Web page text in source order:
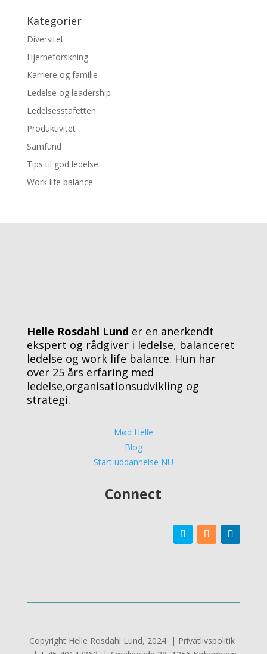
Kategorier
Diversitet
Hjerneforskning
Karriere og familie
Ledelse og leadership
Ledelsesstafetten
Produktivitet
Samfund
Tips til god ledelse
Work life balance
Helle Rosdahl Lund er en anerkendt
ekspert og rådgiver i ledelse, balanceret
ledelse og work life balance. Hun har
over 25 års erfaring med
ledelse,organisationsudvikling og
strategi.
Mød Helle
Blog
Start uddannelse NU
Connect
Copyright Helle Rosdahl Lund, 2024 | Privatlivspolitik